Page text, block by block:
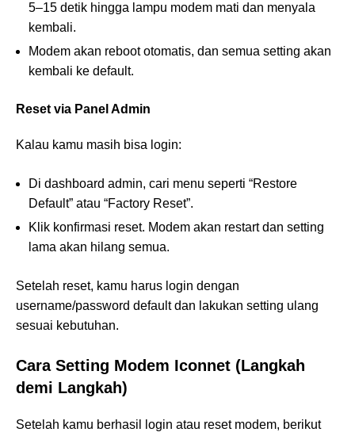
5–15 detik hingga lampu modem mati dan menyala
kembali.
Modem akan reboot otomatis, dan semua setting akan
kembali ke default.
Reset via Panel Admin
Kalau kamu masih bisa login:
Di dashboard admin, cari menu seperti “Restore
Default” atau “Factory Reset”.
Klik konfirmasi reset. Modem akan restart dan setting
lama akan hilang semua.
Setelah reset, kamu harus login dengan
username/password default dan lakukan setting ulang
sesuai kebutuhan.
Cara Setting Modem Iconnet (Langkah
demi Langkah)
Setelah kamu berhasil login atau reset modem, berikut